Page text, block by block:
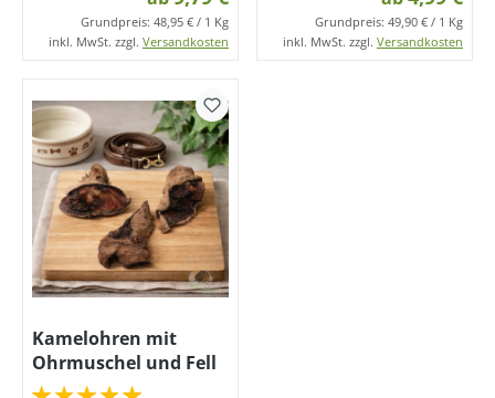
Grundpreis: 48,95 € / 1 Kg
inkl. MwSt. zzgl. Versandkosten
Grundpreis: 49,90 € / 1 Kg
inkl. MwSt. zzgl. Versandkosten
Kamelohren mit
Ohrmuschel und Fell